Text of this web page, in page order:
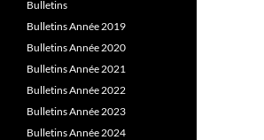
Bulletins
Bulletins Année 2019
Bulletins Année 2020
Bulletins Année 2021
Bulletins Année 2022
Bulletins Année 2023
Bulletins Année 2024